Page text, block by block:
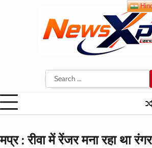
Search
for:
मप्र : रीवा में रेंजर मना रहा था